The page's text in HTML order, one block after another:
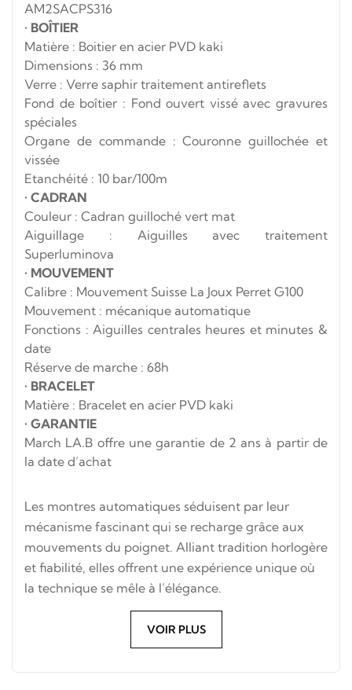
AM2SACPS316
• BOÎTIER
Matière : Boitier en acier PVD kaki
Dimensions : 36 mm
Verre : Verre saphir traitement antireflets
Fond de boîtier : Fond ouvert vissé avec gravures
spéciales
Organe de commande : Couronne guillochée et
vissée
Etanchéité : 10 bar/100m
• CADRAN
Couleur : Cadran guilloché vert mat
Aiguillage : Aiguilles avec traitement
Superluminova
• MOUVEMENT
Calibre : Mouvement Suisse La Joux Perret G100
Mouvement : mécanique automatique
Fonctions : Aiguilles centrales heures et minutes &
date
Réserve de marche : 68h
• BRACELET
Matière : Bracelet en acier PVD kaki
• GARANTIE
March LA.B offre une garantie de 2 ans à partir de
la date d’achat
Les montres automatiques séduisent par leur
mécanisme fascinant qui se recharge grâce aux
mouvements du poignet. Alliant tradition horlogère
et fiabilité, elles offrent une expérience unique où
la technique se mêle à l’élégance.
VOIR PLUS